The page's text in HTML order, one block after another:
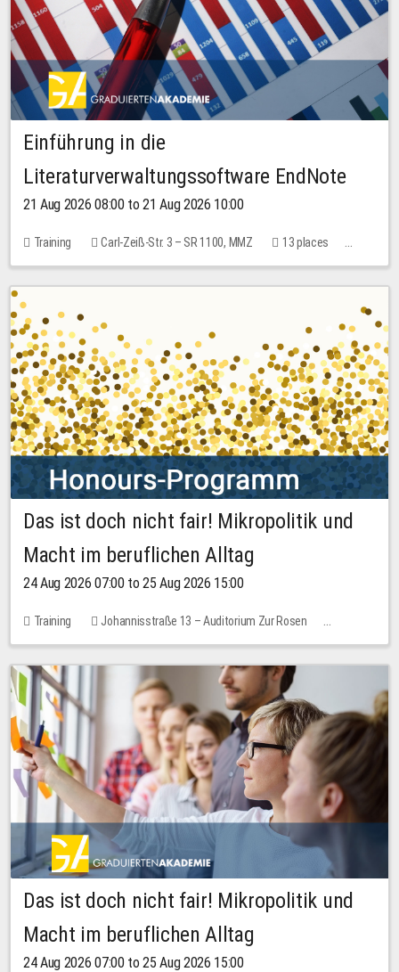
Einführung in die
Literaturverwaltungssoftware EndNote
21 Aug 2026 08:00 to 21 Aug 2026 10:00
Training Carl-Zeiß-Str. 3 – SR 1100, MMZ
13 places
10.00 EUR
Das ist doch nicht fair! Mikropolitik und
Macht im beruflichen Alltag
24 Aug 2026 07:00 to 25 Aug 2026 15:00
Training
Johannisstraße 13 – Auditorium Zur Rosen
No free places
Das ist doch nicht fair! Mikropolitik und
Macht im beruflichen Alltag
24 Aug 2026 07:00 to 25 Aug 2026 15:00